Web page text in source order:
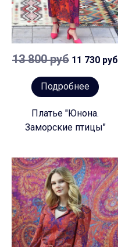
13 800 руб 11 730 руб
Подробнее
Платье "Юнона.
Заморские птицы"